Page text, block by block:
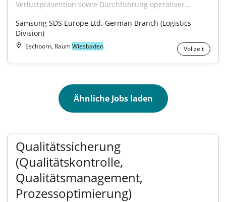
Verlustprävention sowie Durchführung operativer...
Samsung SDS Europe Ltd. German Branch (Logistics
Division)
Eschborn, RaumWiesbaden Vollzeit
Ähnliche Jobs laden
Qualitätssicherung
(Qualitätskontrolle,
Qualitätsmanagement,
Prozessoptimierung)